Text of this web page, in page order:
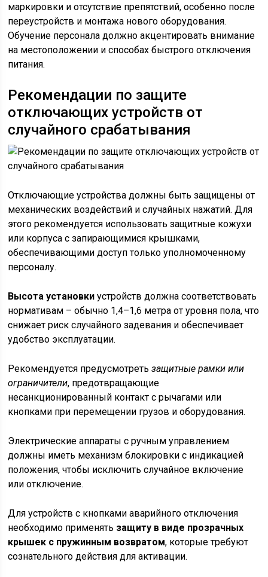
маркировки и отсутствие препятствий, особенно после
переустройств и монтажа нового оборудования.
Обучение персонала должно акцентировать внимание
на местоположении и способах быстрого отключения
питания.
Рекомендации по защите
отключающих устройств от
случайного срабатывания
Отключающие устройства должны быть защищены от
механических воздействий и случайных нажатий. Для
этого рекомендуется использовать защитные кожухи
или корпуса с запирающимися крышками,
обеспечивающими доступ только уполномоченному
персоналу.
Высота установки устройств должна соответствовать
нормативам – обычно 1,4–1,6 метра от уровня пола, что
снижает риск случайного задевания и обеспечивает
удобство эксплуатации.
Рекомендуется предусмотретьзащитные рамки или
ограничители, предотвращающие
несанкционированный контакт с рычагами или
кнопками при перемещении грузов и оборудования.
Электрические аппараты с ручным управлением
должны иметь механизм блокировки с индикацией
положения, чтобы исключить случайное включение
или отключение.
Для устройств с кнопками аварийного отключения
необходимо применять защиту в виде прозрачных
крышек с пружинным возвратом, которые требуют
сознательного действия для активации.